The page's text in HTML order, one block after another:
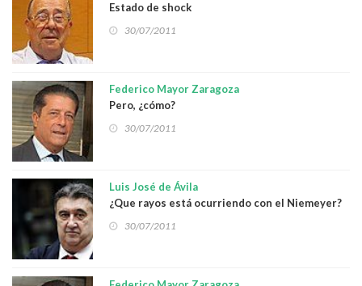
Estado de shock
30/07/2011
Federico Mayor Zaragoza
Pero, ¿cómo?
30/07/2011
Luis José de Ávila
¿Que rayos está ocurriendo con el Niemeyer?
30/07/2011